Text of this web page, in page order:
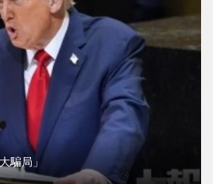
騙局」